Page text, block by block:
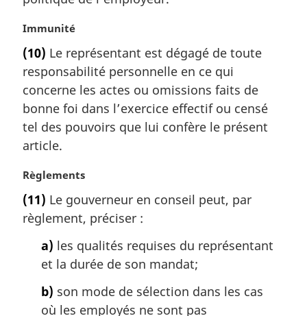
a
l
e
:
N
t
e
m
a
g
i
a
l
e
:
Immunité
(10) Le représentant est dégagé de toute
responsabilité personnelle en ce qui
concerne les actes ou omissions faits de
bonne foi dans l’exercice effectif ou censé
tel des pouvoirs que lui confère le présent
article.
N
t
e
Règlements
(11) Le gouverneur en conseil peut, par
règlement, préciser :
a) les qualités requises du représentant
et la durée de son mandat;
b) son mode de sélection dans les cas
où les employés ne sont pas